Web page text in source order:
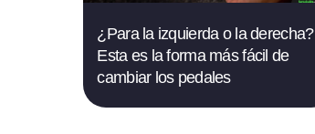
¿Para la izquierda o la derecha?
Esta es la forma más fácil de
cambiar los pedales